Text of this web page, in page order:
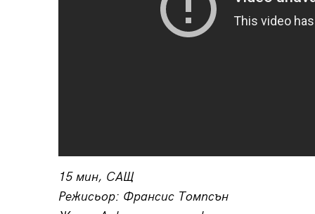
15 мин, САЩ
Режисьор: Франсис Томпсън